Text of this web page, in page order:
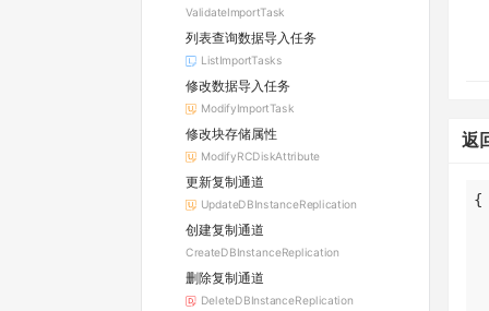
ValidateImportTask
列表查询数据导入任务
ListImportTasks
修改数据导入任务
ModifyImportTask
修改块存储属性
ModifyRCDiskAttribute
更新复制通道
UpdateDBInstanceReplication
创建复制通道
CreateDBInstanceReplication
删除复制通道
DeleteDBInstanceReplication
返